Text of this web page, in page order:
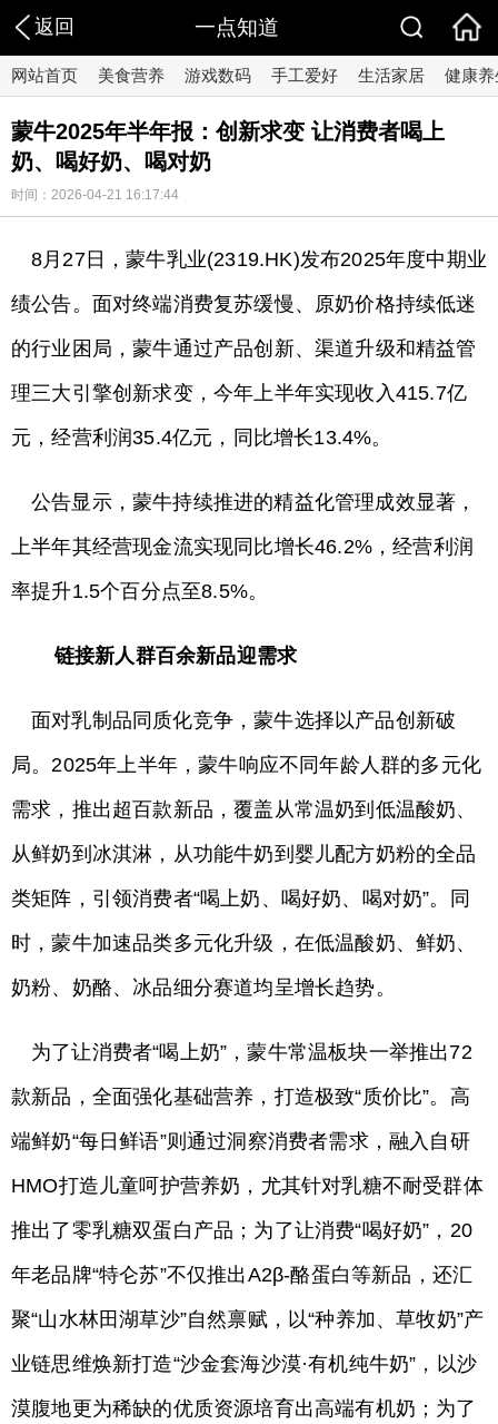
返回 一点知道
网站首页 美食营养 游戏数码 手工爱好 生活家居 健康养
蒙牛2025年半年报：创新求变 让消费者喝上
奶、喝好奶、喝对奶
时间：2026-04-21 16:17:44
8月27日，蒙牛乳业(2319.HK)发布2025年度中期业
绩公告。面对终端消费复苏缓慢、原奶价格持续低迷
的行业困局，蒙牛通过产品创新、渠道升级和精益管
理三大引擎创新求变，今年上半年实现收入415.7亿
元，经营利润35.4亿元，同比增长13.4%。
公告显示，蒙牛持续推进的精益化管理成效显著，
上半年其经营现金流实现同比增长46.2%，经营利润
率提升1.5个百分点至8.5%。
链接新人群百余新品迎需求
面对乳制品同质化竞争，蒙牛选择以产品创新破
局。2025年上半年，蒙牛响应不同年龄人群的多元化
需求，推出超百款新品，覆盖从常温奶到低温酸奶、
从鲜奶到冰淇淋，从功能牛奶到婴儿配方奶粉的全品
类矩阵，引领消费者“喝上奶、喝好奶、喝对奶”。同
时，蒙牛加速品类多元化升级，在低温酸奶、鲜奶、
奶粉、奶酪、冰品细分赛道均呈增长趋势。
为了让消费者“喝上奶”，蒙牛常温板块一举推出72
款新品，全面强化基础营养，打造极致“质价比”。高
端鲜奶“每日鲜语”则通过洞察消费者需求，融入自研
HMO打造儿童呵护营养奶，尤其针对乳糖不耐受群体
推出了零乳糖双蛋白产品；为了让消费“喝好奶”，20
年老品牌“特仑苏”不仅推出A2β-酪蛋白等新品，还汇
聚“山水林田湖草沙”自然禀赋，以“种养加、草牧奶”产
业链思维焕新打造“沙金套海沙漠·有机纯牛奶”，以沙
漠腹地更为稀缺的优质资源培育出高端有机奶；为了